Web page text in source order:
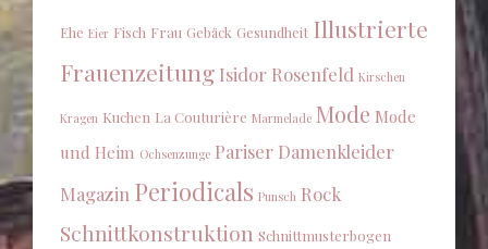
Ehe Eier Fisch Frau Gebäck Gesundheit Illustrierte
Frauenzeitung Isidor Rosenfeld Kirschen
Kragen Kuchen La Couturière Marmelade Mode Mode
und Heim Ochsenzunge Pariser Damenkleider
Magazin Periodicals Punsch Rock
Schnittkonstruktion Schnittmusterbogen